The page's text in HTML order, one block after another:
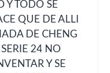
Y TODO SE
QUE DE ALLI
DE CHENG
24 NO
Y SE